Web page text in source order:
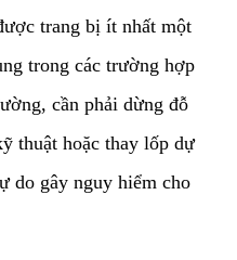
trang bị ít nhất một
trong các trường hợp
cần phải dừng đỗ
thuật hoặc thay lốp dự
do gây nguy hiểm cho